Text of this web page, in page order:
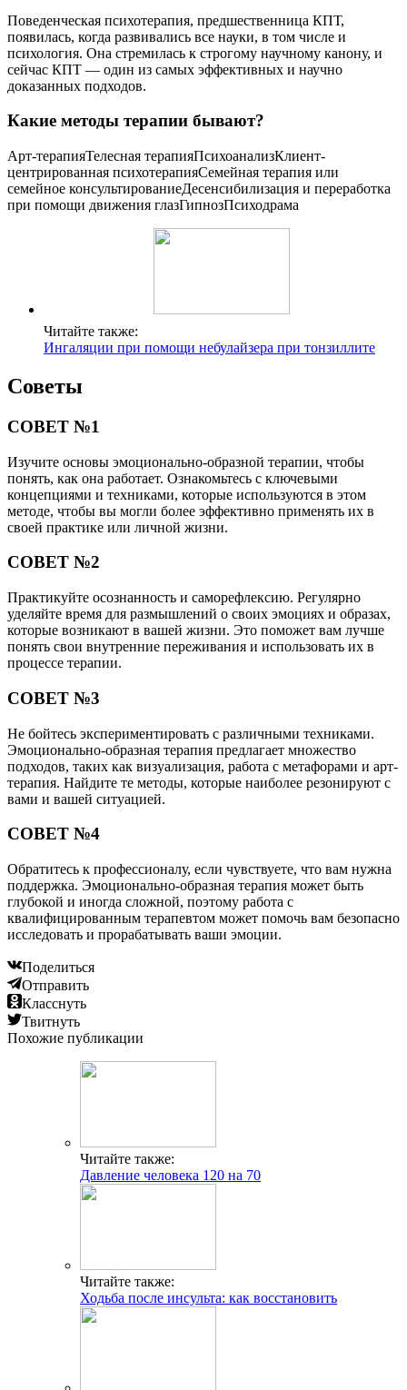
Поведенческая психотерапия, предшественница КПТ,
появилась, когда развивались все науки, в том числе и
психология. Она стремилась к строгому научному канону, и
сейчас КПТ — один из самых эффективных и научно
доказанных подходов.
Какие методы терапии бывают?
Арт-терапияТелесная терапияПсихоанализКлиент-
центрированная психотерапияСемейная терапия или
семейное консультированиеДесенсибилизация и переработка
при помощи движения глазГипнозПсиходрама
Читайте также:
Ингаляции при помощи небулайзера при тонзиллите
Советы
СОВЕТ №1
Изучите основы эмоционально-образной терапии, чтобы
понять, как она работает. Ознакомьтесь с ключевыми
концепциями и техниками, которые используются в этом
методе, чтобы вы могли более эффективно применять их в
своей практике или личной жизни.
СОВЕТ №2
Практикуйте осознанность и саморефлексию. Регулярно
уделяйте время для размышлений о своих эмоциях и образах,
которые возникают в вашей жизни. Это поможет вам лучше
понять свои внутренние переживания и использовать их в
процессе терапии.
СОВЕТ №3
Не бойтесь экспериментировать с различными техниками.
Эмоционально-образная терапия предлагает множество
подходов, таких как визуализация, работа с метафорами и арт-
терапия. Найдите те методы, которые наиболее резонируют с
вами и вашей ситуацией.
СОВЕТ №4
Обратитесь к профессионалу, если чувствуете, что вам нужна
поддержка. Эмоционально-образная терапия может быть
глубокой и иногда сложной, поэтому работа с
квалифицированным терапевтом может помочь вам безопасно
исследовать и прорабатывать ваши эмоции.
Поделиться
Отправить
Класснуть
Твитнуть
Похожие публикации
Читайте также:
Давление человека 120 на 70
Читайте также:
Ходьба после инсульта: как восстановить